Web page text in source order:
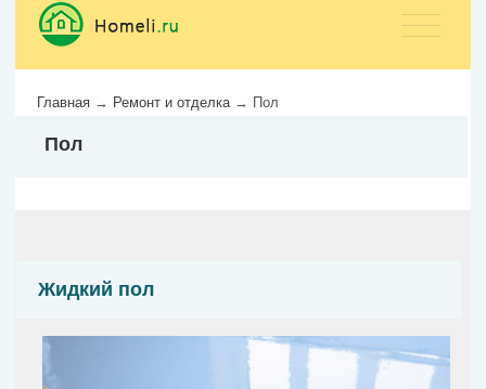
Главная → Ремонт и отделка → Пол
Пол
Жидкий пол